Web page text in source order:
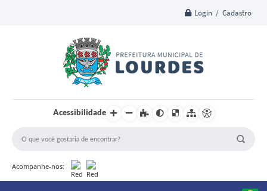
Login / Cadastro
Acessibilidade
Acompanhe-nos: